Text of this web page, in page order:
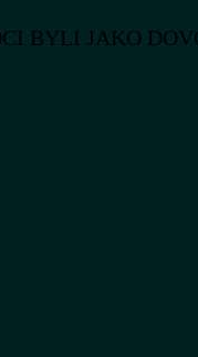
BYLI JAKO